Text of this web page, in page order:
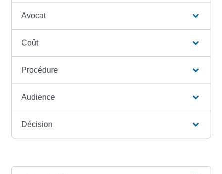
Avocat
Coût
Procédure
Audience
Décision